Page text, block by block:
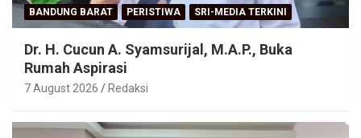
BANDUNG BARAT PERISTIWA SRI-MEDIA TERKINI
Dr. H. Cucun A. Syamsurijal, M.A.P., Buka
Rumah Aspirasi
7 August 2026 Redaksi